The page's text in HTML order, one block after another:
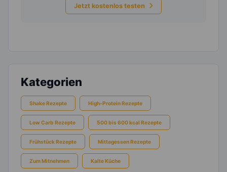
Jetzt kostenlos testen
Kategorien
Shake Rezepte High-Protein Rezepte
Low Carb Rezepte 500 bis 600 kcal Rezepte
Frühstück Rezepte Mittagessen Rezepte
Zum Mitnehmen Kalte Küche